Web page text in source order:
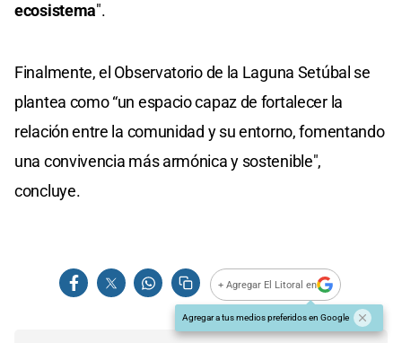
ecosistema".
Finalmente, el Observatorio de la Laguna Setúbal se
plantea como “un espacio capaz de fortalecer la
relación entre la comunidad y su entorno, fomentando
una convivencia más armónica y sostenible",
concluye.
+ Agregar El Litoral en
Agregar a tus medios preferidos en Google